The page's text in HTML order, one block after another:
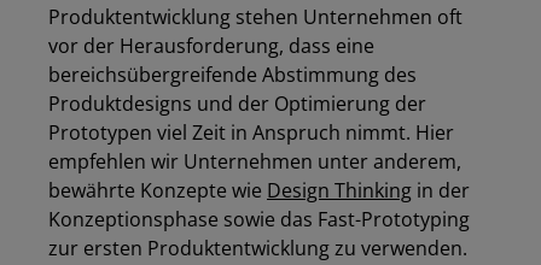
Produktentwicklung stehen Unternehmen oft
vor der Herausforderung, dass eine
bereichsübergreifende Abstimmung des
Produktdesigns und der Optimierung der
Prototypen viel Zeit in Anspruch nimmt. Hier
empfehlen wir Unternehmen unter anderem,
bewährte Konzepte wie Design Thinking in der
Konzeptionsphase sowie das Fast-Prototyping
zur ersten Produktentwicklung zu verwenden.